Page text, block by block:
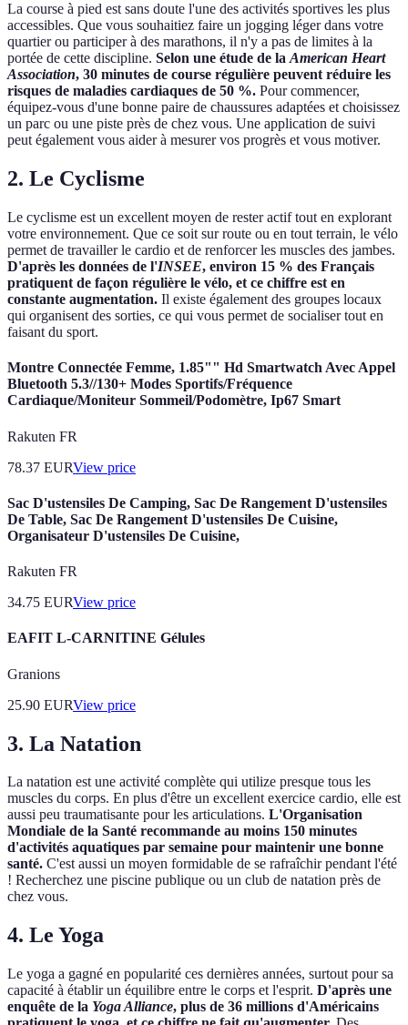
La course à pied est sans doute l'une des activités sportives les plus
accessibles. Que vous souhaitiez faire un jogging léger dans votre
quartier ou participer à des marathons, il n'y a pas de limites à la
portée de cette discipline. Selon une étude de la American Heart
Association, 30 minutes de course régulière peuvent réduire les
risques de maladies cardiaques de 50 %. Pour commencer,
équipez-vous d'une bonne paire de chaussures adaptées et choisissez
un parc ou une piste près de chez vous. Une application de suivi
peut également vous aider à mesurer vos progrès et vous motiver.
2. Le Cyclisme
Le cyclisme est un excellent moyen de rester actif tout en explorant
votre environnement. Que ce soit sur route ou en tout terrain, le vélo
permet de travailler le cardio et de renforcer les muscles des jambes.
D'après les données de l'INSEE, environ 15 % des Français
pratiquent de façon régulière le vélo, et ce chiffre est en
constante augmentation. Il existe également des groupes locaux
qui organisent des sorties, ce qui vous permet de socialiser tout en
faisant du sport.
Montre Connectée Femme, 1.85"" Hd Smartwatch Avec Appel
Bluetooth 5.3//130+ Modes Sportifs/Fréquence
Cardiaque/Moniteur Sommeil/Podomètre, Ip67 Smart
Rakuten FR
78.37 EURView price
Sac D'ustensiles De Camping, Sac De Rangement D'ustensiles
De Table, Sac De Rangement D'ustensiles De Cuisine,
Organisateur D'ustensiles De Cuisine,
Rakuten FR
34.75 EURView price
EAFIT L-CARNITINE Gélules
Granions
25.90 EURView price
3. La Natation
La natation est une activité complète qui utilize presque tous les
muscles du corps. En plus d'être un excellent exercice cardio, elle est
aussi peu traumatisante pour les articulations. L'Organisation
Mondiale de la Santé recommande au moins 150 minutes
d'activités aquatiques par semaine pour maintenir une bonne
santé. C'est aussi un moyen formidable de se rafraîchir pendant l'été
! Recherchez une piscine publique ou un club de natation près de
chez vous.
4. Le Yoga
Le yoga a gagné en popularité ces dernières années, surtout pour sa
capacité à établir un équilibre entre le corps et l'esprit. D'après une
enquête de la Yoga Alliance, plus de 36 millions d'Américains